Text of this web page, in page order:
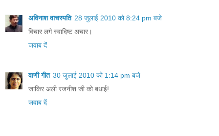
अविनाश वाचस्पति 28 जुलाई 2010 को 8:24 pm बजे
विचार लगे स्‍वादिष्‍ट अचार।
जवाब दें
वाणी गीत 30 जुलाई 2010 को 1:14 pm बजे
जाकिर अली रजनीश जी को बधाई!
जवाब दें